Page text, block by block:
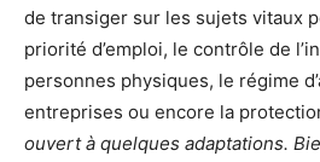
de transiger sur les sujets vitaux
priorité d’emploi, le contrôle de
personnes physiques, le régime
entreprises ou encore la
ouvert à quelques adaptations.